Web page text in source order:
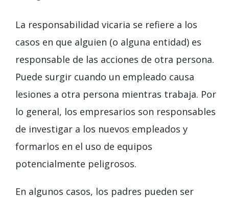
La responsabilidad vicaria se refiere a los
casos en que alguien (o alguna entidad) es
responsable de las acciones de otra persona.
Puede surgir cuando un empleado causa
lesiones a otra persona mientras trabaja. Por
lo general, los empresarios son responsables
de investigar a los nuevos empleados y
formarlos en el uso de equipos
potencialmente peligrosos.
En algunos casos, los padres pueden ser